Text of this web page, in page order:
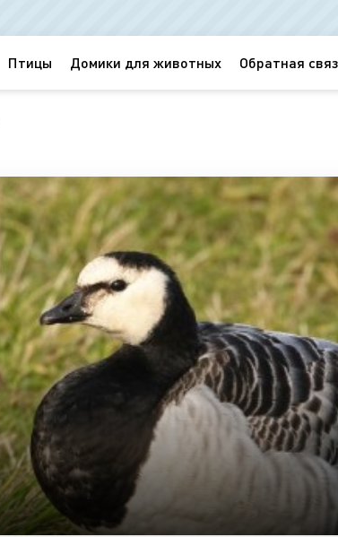
Птицы Домики для животных Обратная